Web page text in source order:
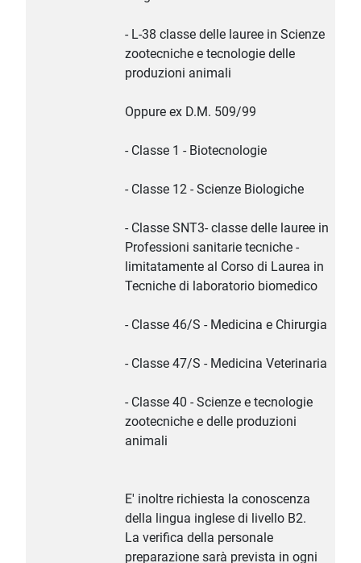
- L-38 classe delle lauree in Scienze
zootecniche e tecnologie delle
produzioni animali
Oppure ex D.M. 509/99
- Classe 1 - Biotecnologie
- Classe 12 - Scienze Biologiche
- Classe SNT3- classe delle lauree in
Professioni sanitarie tecniche -
limitatamente al Corso di Laurea in
Tecniche di laboratorio biomedico
- Classe 46/S - Medicina e Chirurgia
- Classe 47/S - Medicina Veterinaria
- Classe 40 - Scienze e tecnologie
zootecniche e delle produzioni
animali
E' inoltre richiesta la conoscenza
della lingua inglese di livello B2.
La verifica della personale
preparazione sarà prevista in ogni